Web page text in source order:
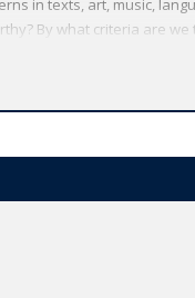
in texts, art, music,
By what criteria are
in a language? How
the sciences